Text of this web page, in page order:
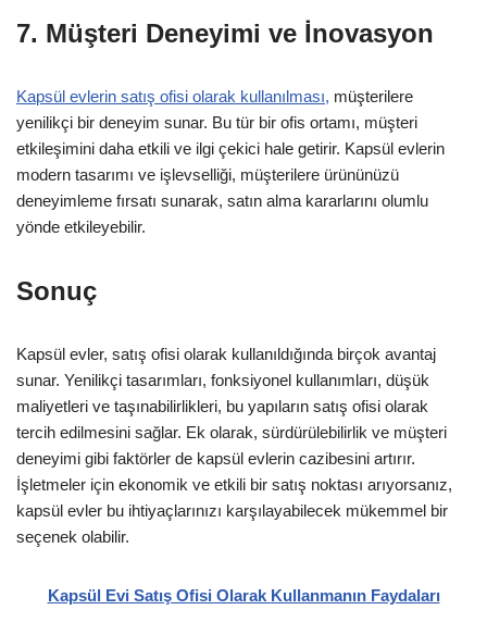
7. Müşteri Deneyimi ve İnovasyon
Kapsül evlerin satış ofisi olarak kullanılması, müşterilere
yenilikçi bir deneyim sunar. Bu tür bir ofis ortamı, müşteri
etkileşimini daha etkili ve ilgi çekici hale getirir. Kapsül evlerin
modern tasarımı ve işlevselliği, müşterilere ürününüzü
deneyimleme fırsatı sunarak, satın alma kararlarını olumlu
yönde etkileyebilir.
Sonuç
Kapsül evler, satış ofisi olarak kullanıldığında birçok avantaj
sunar. Yenilikçi tasarımları, fonksiyonel kullanımları, düşük
maliyetleri ve taşınabilirlikleri, bu yapıların satış ofisi olarak
tercih edilmesini sağlar. Ek olarak, sürdürülebilirlik ve müşteri
deneyimi gibi faktörler de kapsül evlerin cazibesini artırır.
İşletmeler için ekonomik ve etkili bir satış noktası arıyorsanız,
kapsül evler bu ihtiyaçlarınızı karşılayabilecek mükemmel bir
seçenek olabilir.
Kapsül Evi Satış Ofisi Olarak Kullanmanın Faydaları